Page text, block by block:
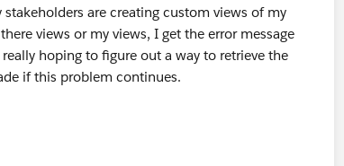
are creating custom views of my
views or my views, I get the error message
hoping to figure out a way to retrieve the
if this problem continues.